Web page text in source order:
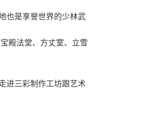
也是享誉世界的少林武
殿法堂、方丈室、立雪
进三彩制作工坊跟艺术